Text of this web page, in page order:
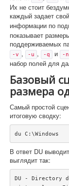
Их не стоит
каждый задает
информации по
показывает
поддерживаемых
-v , -u , -q и -
набор полей для
Базовый
размера
Самый простой
итоговую сводку:
du C:\Windows
В ответ DU
выглядит так:
DU - Directory